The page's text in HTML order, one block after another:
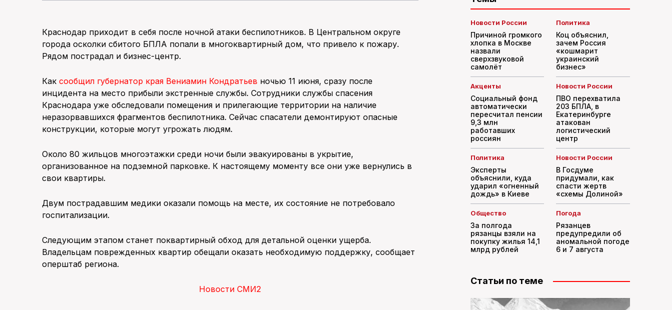
Краснодар приходит в себя после ночной атаки беспилотников. В Центральном округе
города осколки сбитого БПЛА попали в многоквартирный дом, что привело к пожару.
Рядом пострадал и бизнес-центр.
Как сообщил губернатор края Вениамин Кондратьев ночью 11 июня, сразу после
инцидента на место прибыли экстренные службы. Сотрудники службы спасения
Краснодара уже обследовали помещения и прилегающие территории на наличие
неразорвавшихся фрагментов беспилотника. Сейчас спасатели демонтируют опасные
конструкции, которые могут угрожать людям.
Около 80 жильцов многоэтажки среди ночи были эвакуированы в укрытие,
организованное на подземной парковке. К настоящему моменту все они уже вернулись в
свои квартиры.
Двум пострадавшим медики оказали помощь на месте, их состояние не потребовало
госпитализации.
Следующим этапом станет поквартирный обход для детальной оценки ущерба.
Владельцам поврежденных квартир обещали оказать необходимую поддержку, сообщает
оперштаб региона.
Новости СМИ2
Новости России
Причиной громкого
хлопка в Москве
назвали
сверхзвуковой
самолёт
Политика
Коц объяснил,
зачем Россия
«кошмарит
украинский
бизнес»
Акценты
Социальный фонд
автоматически
пересчитал пенсии
9,3 млн
работавших
россиян
Новости России
ПВО перехватила
203 БПЛА, в
Екатеринбурге
атакован
логистический
центр
Политика
Эксперты
объяснили, куда
ударил «огненный
дождь» в Киеве
Новости России
В Госдуме
придумали, как
спасти жертв
«схемы Долиной»
Общество
За полгода
рязанцы взяли на
покупку жилья 14,1
млрд рублей
Погода
Рязанцев
предупредили об
аномальной погоде
6 и 7 августа
Статьи по теме